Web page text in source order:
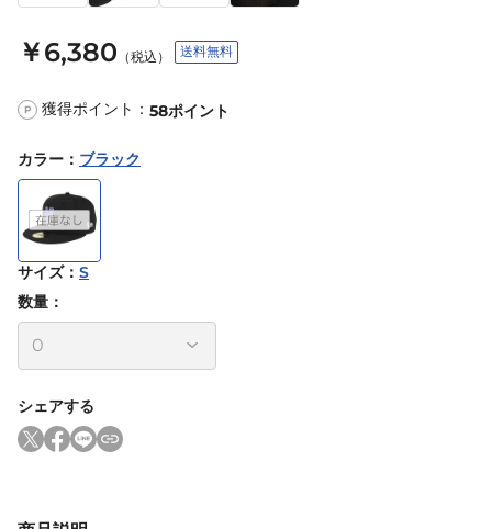
￥6,380 （税込） 送料無料
P 獲得ポイント： 58ポイント
カラー ： ブラック
サイズ： S
数量：
シェアする